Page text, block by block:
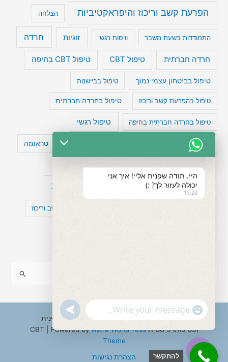
הפרעת קשב וריכוז והיפראקטיביות הצלחה
התמודדות בשעת משבר וויסות רגשי זוגיות חרדה
חרדה חברתית טיפול CBT טיפול CBT בחיפה
טיפול בביטחון עצמי נמוך טיפול בביישנות
טיפול בהפרעת קשב וריכוז טיפול בחרדה חברתית
טיפול בחרדה חברתית בחיפה טיפול רגשי
טיפול תרופתי להפרעת קשב טעויות חשיבה טראומה
מפורסמים עם הפרעת קשב עיצות
קומורבידיות להפרעת קשב וריכוז
a
c
f
Copyright © 2026 ענבל טננבאום - עו"ס קלינית
ופסיכותרפיסטית CBT | Powered byAstra WordPress
Theme
הצהרת נגישות
להתקשר
היי. תודה שפנית אליי! איך אני
יכולה לעזור לך? :)
17:20
"+chaty_settings.lang.emoji_picker+"
WhatsApp
undefined